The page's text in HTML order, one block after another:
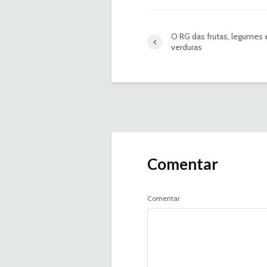
O RG das frutas, legumes
verduras
Comentar
Comentar